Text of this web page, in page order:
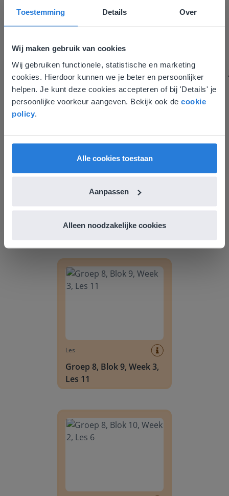
Toestemming Details Over
Wij maken gebruik van cookies
Wij gebruiken functionele, statistische en marketing
cookies. Hierdoor kunnen we je beter en persoonlijker
helpen. Je kunt deze cookies accepteren of bij 'Details' je
persoonlijke voorkeur aangeven. Bekijk ook de cookie
policy
Alle cookies toestaan
Aanpassen
Alleen noodzakelijke cookies
Gynzy maakt het lesgeven zoveel eenvoudiger én
leerlingen. Bovendien bezorgt Gynzy me veel meer tijd
om echt elke leerling de nodige aandacht te geven.
Zinloos tijdsverlies van o.a. verbeteren en extra
werkblaadjes maken is definitief voorbij.
Juf Els
Leefschool Het Droomschip
Les
Groep 8, Blok 9, Week 3,
Les 11
Deze website komt niet
overeen met je locatie
Gezien je locatie, denken we dat je misschien
liever naar de website voor English gaat. Hier
English
Vlaanderen